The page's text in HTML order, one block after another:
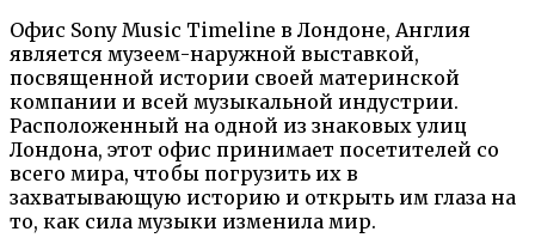
Офис Sony Music Timeline в Лондоне, Англия
является музеем-наружной выставкой,
посвященной истории своей материнской
компании и всей музыкальной индустрии.
Расположенный на одной из знаковых улиц
Лондона, этот офис принимает посетителей со
всего мира, чтобы погрузить их в
захватывающую историю и открыть им глаза на
то, как сила музыки изменила мир.